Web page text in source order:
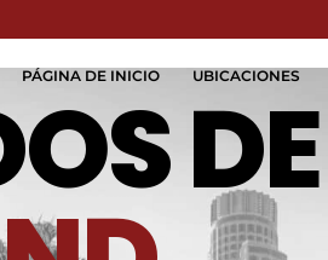
PÁGINA DE INICIO UBICACIONES
DE